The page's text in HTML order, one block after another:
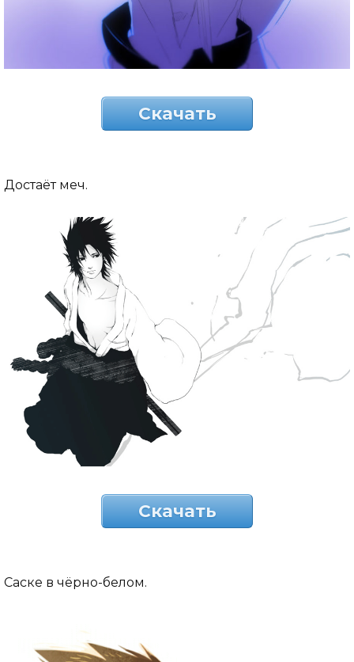
Скачать
Достаёт меч.
Скачать
Саске в чёрно-белом.